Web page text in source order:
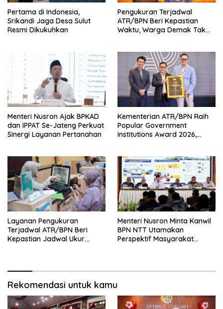
Pertama di Indonesia,
Srikandi Jaga Desa Sulut
Resmi Dikukuhkan
Pengukuran Terjadwal
ATR/BPN Beri Kepastian
Waktu, Warga Demak Tak
Menteri Nusron Ajak BPKAD
dan IPPAT Se-Jateng Perkuat
Sinergi Layanan Pertanahan
Kementerian ATR/BPN Raih
Popular Government
Institutions Award 2026,
Layanan Pengukuran
Terjadwal ATR/BPN Beri
Kepastian Jadwal Ukur
Menteri Nusron Minta Kanwil
BPN NTT Utamakan
Perspektif Masyarakat
Rekomendasi untuk kamu